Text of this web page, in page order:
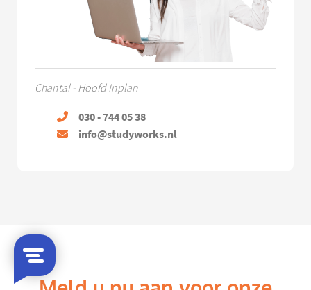
Chantal - Hoofd Inplan
030 - 744 05 38
info@studyworks.nl